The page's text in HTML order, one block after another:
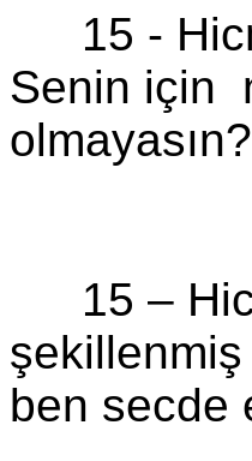
15 -
Senin için
15 –
şekillenmiş
ben secde